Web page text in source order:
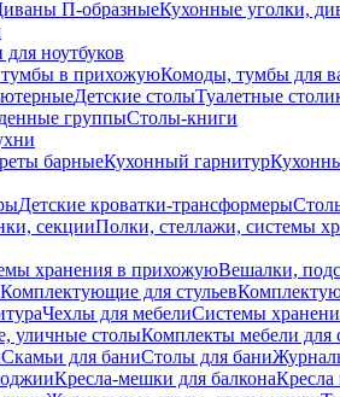
П-образныеКухонные уголки,
ноутбуков
в прихожуюКомоды, тумбы для
Детские столыТуалетные
группыСтолы-книги
барныеКухонный гарнитур
Детские кроватки-трансформеры
секцииПолки, стеллажи, системы
хранения в прихожуюВешалки,
Комплектующие для стульев
Чехлы для мебелиСистемы
уличные столыКомплекты мебели для
Скамьи для баниСтолы для бани
Кресла-мешки для балконаКресла